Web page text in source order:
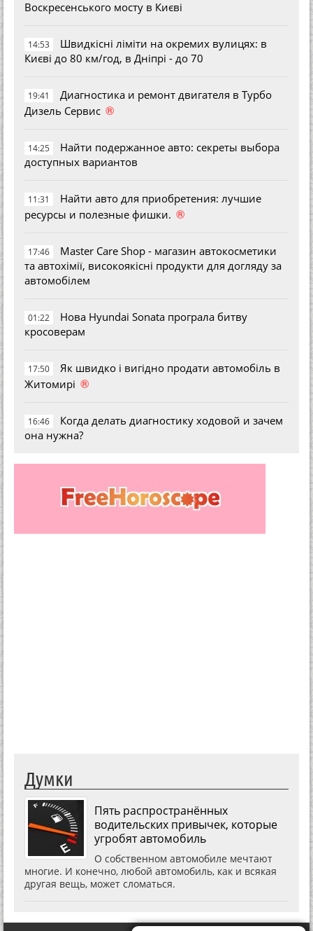
Воскресенського мосту в Києві
14:53
Швидкісні ліміти на окремих вулицях: в
Києві до 80 км/год, в Дніпрі - до 70
19:41
Диагностика и ремонт двигателя в Турбо
Дизель Сервис ®
14:25
Найти подержанное авто: секреты выбора
доступных вариантов
11:31
Найти авто для приобретения: лучшие
ресурсы и полезные фишки. ®
17:46
Master Care Shop - магазин автокосметики
та автохімії, високоякісні продукти для догляду за
автомобілем
01:22
Нова Hyundai Sonata програла битву
кросоверам
17:50
Як швидко і вигідно продати автомобіль в
Житомирі ®
16:46
Когда делать диагностику ходовой и зачем
она нужна?
Думки
Пять распространённых
водительских привычек, которые
угробят автомобиль
О собственном автомобиле мечтают
многие. И конечно, любой автомобиль, как и всякая
другая вещь, может сломаться.